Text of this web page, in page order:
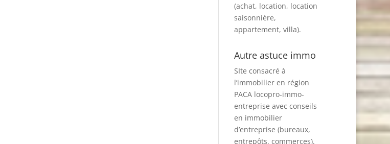
(achat, location, location
saisonnière,
appartement, villa).
Autre astuce immo
SIte consacré à
l’immobilier en région
PACA locopro-immo-
entreprise avec conseils
en immobilier
d’entreprise (bureaux,
entrepôts, commerces).